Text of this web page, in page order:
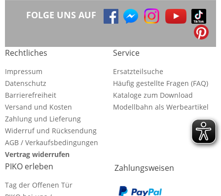
FOLGE UNS AUF
Rechtliches
Impressum
Datenschutz
Barrierefreiheit
Versand und Kosten
Zahlung und Lieferung
Widerruf und Rücksendung
AGB / Verkaufsbedingungen
Vertrag widerrufen
Service
Ersatzteilsuche
Häufig gestellte Fragen (FAQ)
Kataloge zum Download
Modellbahn als Werbeartikel
PIKO erleben
Tag der Offenen Tür
Zahlungsweisen